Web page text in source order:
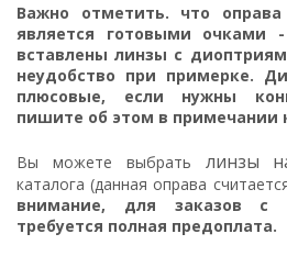
Важно отметить. что
является готовыми
вставлены линзы с
неудобство при примерке.
плюсовые, если нужны
пишите об этом в примечании
Вы можете выбрать линзы
каталога (данная оправа
внимание, для заказов с
требуется полная предоплата.